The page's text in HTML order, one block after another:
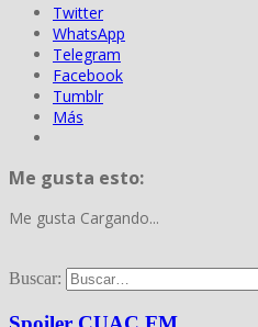
Twitter
WhatsApp
Telegram
Facebook
Tumblr
Más
Me gusta esto:
Me gusta Cargando...
Buscar: